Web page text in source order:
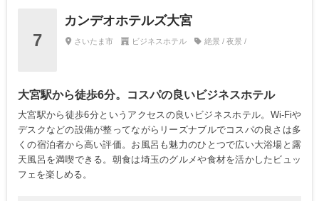
7
カンデオホテルズ大宮
さいたま市 ビジネスホテル 絶景 / 夜景 /
大宮駅から徒歩6分。コスパの良いビジネスホテル
大宮駅から徒歩6分というアクセスの良いビジネスホテル。Wi-Fiや
デスクなどの設備が整ってながらリーズナブルでコスパの良さは多
くの宿泊者から高い評価。お風呂も魅力のひとつで広い大浴場と露
天風呂を満喫できる。朝食は埼玉のグルメや食材を活かしたビュッ
フェを楽しめる。